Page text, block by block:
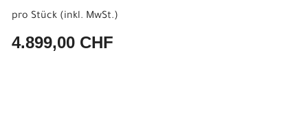
pro Stück (inkl. MwSt.)
4.899,00 CHF